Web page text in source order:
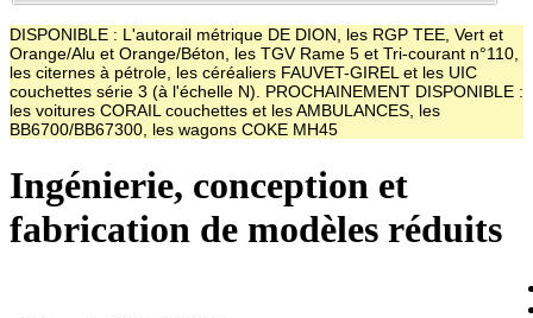
DISPONIBLE : L'autorail métrique DE DION, les RGP TEE, Vert et
Orange/Alu et Orange/Béton, les TGV Rame 5 et Tri-courant n°110,
les citernes à pétrole, les céréaliers FAUVET-GIREL et les UIC
couchettes série 3 (à l'échelle N). PROCHAINEMENT DISPONIBLE :
les voitures CORAIL couchettes et les AMBULANCES, les
BB6700/BB67300, les wagons COKE MH45
Ingénierie, conception et
fabrication de modèles réduits